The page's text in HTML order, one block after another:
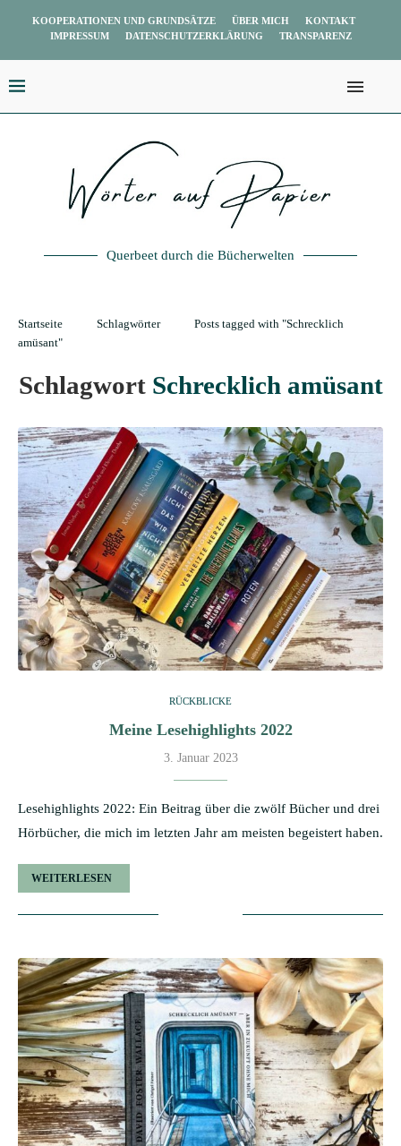
KOOPERATIONEN UND GRUNDSÄTZE ÜBER MICH
KONTAKT
IMPRESSUM
DATENSCHUTZERKLÄRUNG TRANSPARENZ
Querbeet durch die Bücherwelten
Startseite Schlagwörter
Posts tagged with "Schrecklich
amüsant"
Schlagwort Schrecklich amüsant
RÜCKBLICKE
Meine Lesehighlights 2022
3. Januar 2023
Lesehighlights 2022: Ein Beitrag über die zwölf Bücher und drei
Hörbücher, die mich im letzten Jahr am meisten begeistert haben.
WEITERLESEN